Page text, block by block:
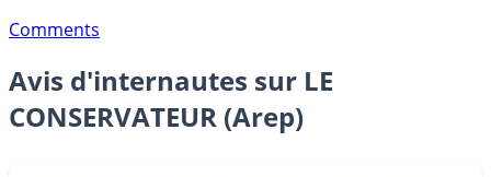
Comments
Avis d'internautes sur LE
CONSERVATEUR (Arep)